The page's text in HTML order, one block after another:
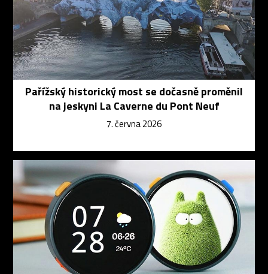
Pařížský historický most se dočasně proměnil
na jeskyni La Caverne du Pont Neuf
7. června 2026